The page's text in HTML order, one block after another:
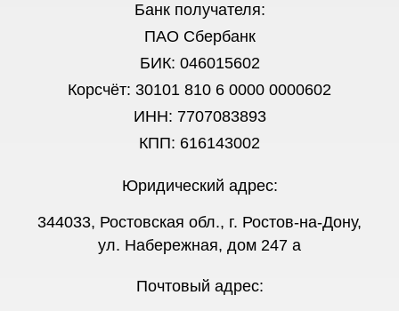
Банк получателя:
ПАО Сбербанк
БИК: 046015602
Корсчёт: 30101 810 6 0000 0000602
ИНН: 7707083893
КПП: 616143002
Юридический адрес:
344033, Ростовская обл., г. Ростов-на-Дону,
ул. Набережная, дом 247 а
Почтовый адрес: